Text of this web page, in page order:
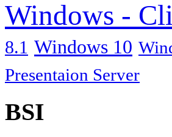
Windows -
8.1 Windows 10
Presentaion Server
BSI